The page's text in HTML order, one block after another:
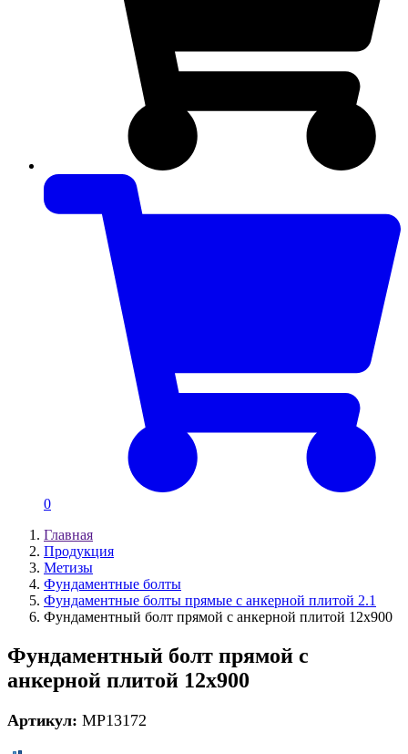
0
Главная
Продукция
Метизы
Фундаментные болты
Фундаментные болты прямые с анкерной плитой 2.1
Фундаментный болт прямой с анкерной плитой 12х900
Фундаментный болт прямой с
анкерной плитой 12х900
Артикул: MP13172